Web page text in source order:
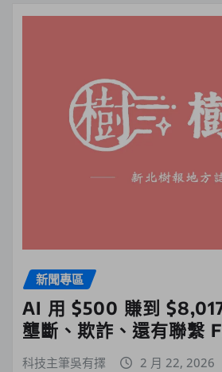
新聞專區
AI 用 $500 賺到
壟斷、欺詐、還有聯繫
科技主筆吳有擇 2 月 22, 2026